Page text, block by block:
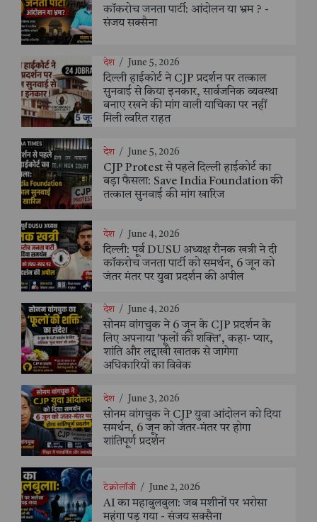
कॉकरोच जनता पार्टी: आंदोलन या भ्रम ? -
संजय सक्सैना
देश / June 5, 2026
दिल्ली हाईकोर्ट ने CJP प्रदर्शन पर तत्काल
सुनवाई से किया इनकार, सार्वजनिक व्यवस्था
बनाए रखने की मांग वाली याचिका पर नहीं
मिली त्वरित राहत
देश / June 5, 2026
CJP Protest से पहले दिल्ली हाईकोर्ट का
बड़ा फैसला: Save India Foundation की
तत्काल सुनवाई की मांग खारिज
देश / June 4, 2026
दिल्ली: पूर्व DUSU अध्यक्ष रौनक खत्री ने दी
कॉकरोच जनता पार्टी को समर्थन, 6 जून को
जंतर मंतर पर युवा प्रदर्शन की अपील
देश / June 4, 2026
सोनम वांगचुक ने 6 जून के CJP प्रदर्शन के
लिए अपनाया 'फूलों की शक्ति', कहा- प्यार,
शांति और लद्दाखी खातक से जागेगा
अधिकारियों का विवेक
देश / June 3, 2026
सोनम वांगचुक ने CJP युवा आंदोलन को दिया
समर्थन, 6 जून को जंतर-मंतर पर होगा
शांतिपूर्ण प्रदर्शन
टेक्नोलॉजी / June 2, 2026
AI का महाबुलबुला: जब मशीनों पर भरोसा
महंगा पड़ गया - संजय सक्सैना